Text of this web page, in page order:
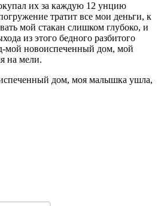
их за каждую 12 унцию
тратит все мои деньги, к
мой стакан слишком глубоко, и
из этого бедного разбитого
мой новоиспеченный дом, мой
на мели.
дом, моя малышка ушла,